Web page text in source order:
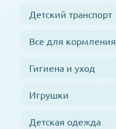
Детский транспорт
Все для кормления
Гигиена и уход
Игрушки
Детская одежда